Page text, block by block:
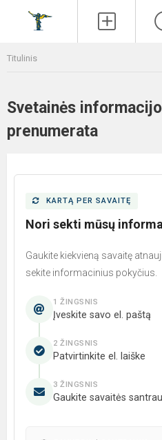
Titulinis
Svetainės
prenumerata
KARTĄ PER SAVAITĘ
Nori sekti mūsų
Gaukite kiekvieną savaitę
sekite informacinius pokyčius.
1 ŽINGSNIS
Įveskite savo el. paštą
2 ŽINGSNIS
Patvirtinkite el. laiške
3 ŽINGSNIS
Gaukite savaitės